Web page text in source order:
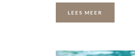
LEES MEER